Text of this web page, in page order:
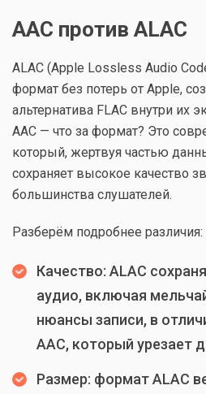
AAC против ALAC
ALAC (Apple Lossless Audio
формат без потерь от Apple,
альтернатива FLAC внутри их
AAC — что за формат? Это
который, жертвуя частью
сохраняет высокое качество
большинства слушателей.
Разберём подробнее различия:
Качество: ALAC
аудио, включая
нюансы записи, в
AAC, который урезает
Размер: формат ALAC